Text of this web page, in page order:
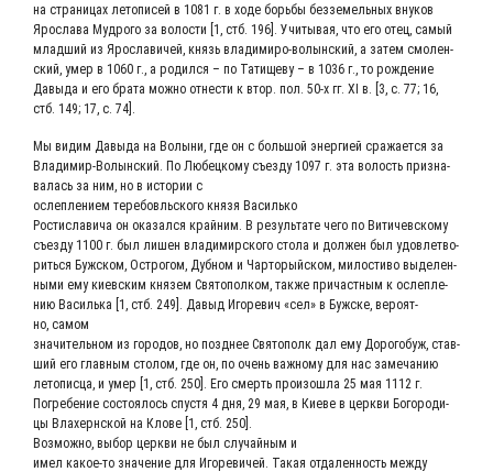
на стра­ни­цах лето­пи­сей в 1081 г. в ходе борь­бы без­зе­мель­ных вну­ков
Яро­сла­ва Муд­ро­го за воло­сти [1, стб. 196]. Учи­ты­вая, что его отец, самый
млад­ший из Яро­сла­ви­чей, князь вла­ди­ми­ро-волын­ский, а затем смо­лен­
ский, умер в 1060 г., а родил­ся – по Тати­ще­ву – в 1036 г., то рож­де­ние
Давы­да и его бра­та мож­но отне­сти к втор. пол. 50‑х гг. XI в. [3, с. 77; 16,
стб. 149; 17, с. 74].
Мы видим Давы­да на Волы­ни, где он с боль­шой энер­ги­ей сра­жа­ет­ся за
Вла­ди­мир-Волын­ский. По Любец­ко­му съез­ду 1097 г. эта волость при­зна­
ва­лась за ним, но в исто­рии с
ослеп­ле­ни­ем тере­бо­вль­ско­го кня­зя Василько
Рости­сла­ви­ча он ока­зал­ся край­ним. В резуль­та­те чего по Вити­чев­ско­му
съез­ду 1100 г. был лишен вла­ди­мир­ско­го сто­ла и дол­жен был удо­вле­тво­
рить­ся Буж­ском, Остро­гом, Дуб­ном и Чарто­рый­ском, мило­сти­во выде­лен­
ны­ми ему киев­ским кня­зем Свя­то­пол­ком, так­же при­част­ным к ослеп­ле­
нию Василь­ка [1, стб. 249]. Давыд Иго­ре­вич «сел» в Буж­с­ке, веро­ят­
но, самом
зна­чи­тель­ном из горо­дов, но позд­нее Свя­то­полк дал ему Доро­го­буж, став­
ший его глав­ным сто­лом, где он, по очень важ­но­му для нас заме­ча­нию
лето­пис­ца, и умер [1, стб. 250]. Его смерть про­изо­шла 25 мая 1112 г.
Погре­бе­ние состо­я­лось спу­стя 4 дня, 29 мая, в Кие­ве в церк­ви Бого­ро­ди­
цы Вла­херн­ской на Кло­ве [1, стб. 250].
Воз­мож­но, выбор церк­ви не был слу­чай­ным и
имел какое-то зна­че­ние для Иго­ре­ви­чей. Такая отда­лен­ность меж­ду